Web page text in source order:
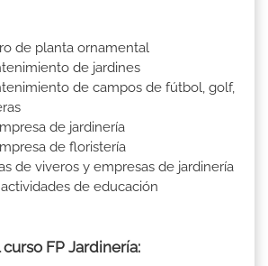
de planta ornamental
de jardines
de campos de fútbol, golf,
de jardinería
de floristería
de viveros y empresas de jardinería
de educación
FP Jardinería: